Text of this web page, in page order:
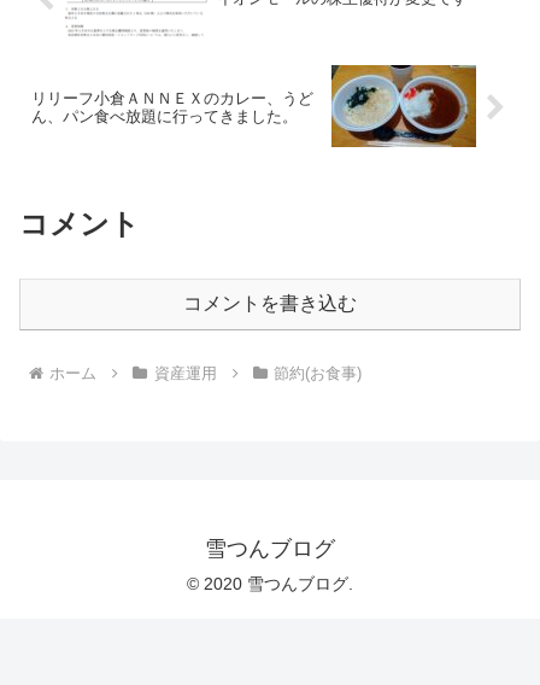
リリーフ小倉ＡＮＮＥＸのカレー、うど
ん、パン食べ放題に行ってきました。
コメント
コメントを書き込む
ホーム 資産運用 節約(お食事)
雪つんブログ
© 2020 雪つんブログ.